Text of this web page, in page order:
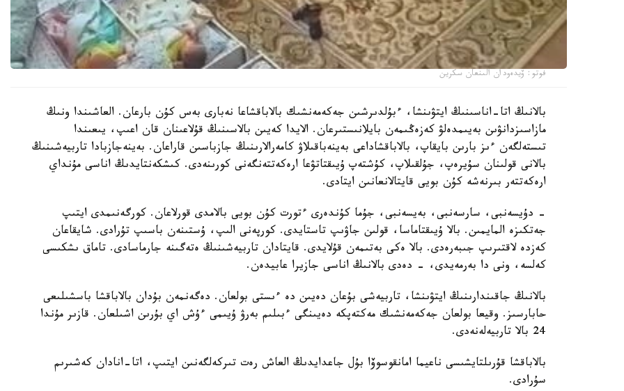
فوتو: ۆيدەودان الىنعان سكرين
بالانىڭ اتا-اناسىنىڭ ايتۋىنشا، ءبۇلدىرشىن جەكەمەنشىك بالاباقشاعا نەبارى بەس كۇن بارعان. العاشىندا ونىڭ
مازاسىزدانۋىن بەيىمدەلۋ كەزەڭىمەن بايلانىستىرعان. الايدا كەيىن بالاسىنىڭ قۇلاعىنان قان اعىپ، يىعىندا
تىستەلگەن ءىز بارىن بايقاپ، بالاباقشاداعى بەينەباقىلاۋ كامەرالارىنىڭ جازباسىن قاراعان. بەينەجازبادا تاربيەشىنىڭ
بالانى قولىنان سۇيرەپ، جۇلقىلاپ، كۇشتەپ ۇيىقتاتۋعا ارەكەتتەنگەنى كورىنەدى. كىشكەنتايدىڭ اناسى مۇنداي
ارەكەتتەر بىرنەشە كۇن بويى قايتالانعانىن ايتادى.
- دۇيسەنبى، سارسەنبى، بەيسەنبى، جۇما كۇندەرى ءتورت كۇن بويى بالامدى قورلاعان. كورگەنىمدى ايتىپ
جەتكىزە المايمىن. بالا ۇيىقتاماسا، قولىن جاۋىپ تاستايدى. كورپەنى الىپ، ۇستىنەن باسىپ تۇرادى. شايقاعان
كەزدە لاقتىرىپ جىبەرەدى. بالا ەكى بەتىمەن قۇلايدى. قايتادان تاربيەشىنىڭ ەتەگىنە جارماسادى. تاماق ىشكىسى
كەلسە، ونى دا بەرمەيدى، - دەدى بالانىڭ اناسى جازيرا عابيدەن.
بالانىڭ جاقىندارىنىڭ ايتۋىنشا، تاربيەشى بۇعان دەيىن دە ءىستى بولعان. دەگەنمەن بۇدان بالاباقشا باسشىلىعى
حابارسىز. وقيعا بولعان جەكەمەنشىك مەكتەپكە دەيىنگى ءبىلىم بەرۋ ۇيىمى ءۇش اي بۇرىن اشىلعان. قازىر مۇندا
24 بالا تاربيەلەنەدى.
بالاباقشا قۇرىلتايشىسى ناعيما امانقوسوۆا بۇل جاعدايدىڭ العاش رەت تىركەلگەنىن ايتىپ، اتا-انادان كەشىرىم
سۇرادى.